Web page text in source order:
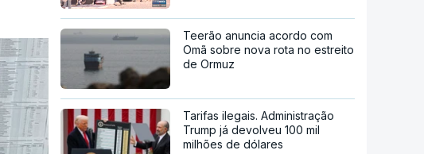
Teerão anuncia acordo com
Omã sobre nova rota no estreito
de Ormuz
Tarifas ilegais. Administração
Trump já devolveu 100 mil
milhões de dólares